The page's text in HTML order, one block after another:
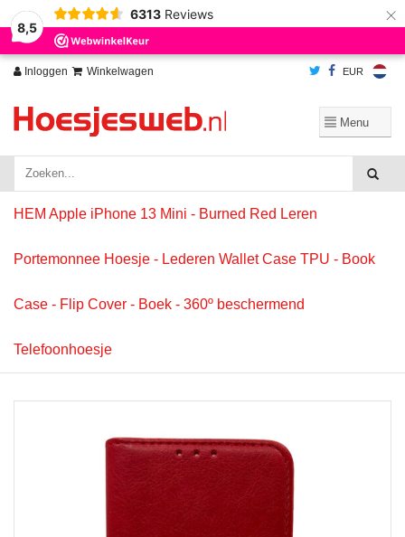
8,5
6313 Reviews ×
Inloggen Winkelwagen EUR
HEM Apple iPhone 13 Mini - Burned Red Leren
Portemonnee Hoesje - Lederen Wallet Case TPU - Book
Case - Flip Cover - Boek - 360º beschermend
Telefoonhoesje
Wij slaan cookies op om onze website te verbeteren. Is dat akkoord?
Ja
Nee